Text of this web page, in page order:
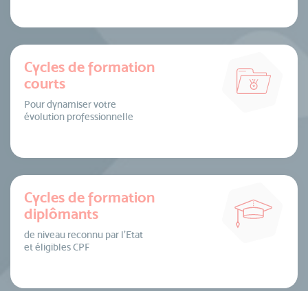
Cycles de formation
courts
Pour dynamiser votre
évolution professionnelle
Cycles de formation
diplômants
de niveau reconnu par l’Etat
et éligibles CPF